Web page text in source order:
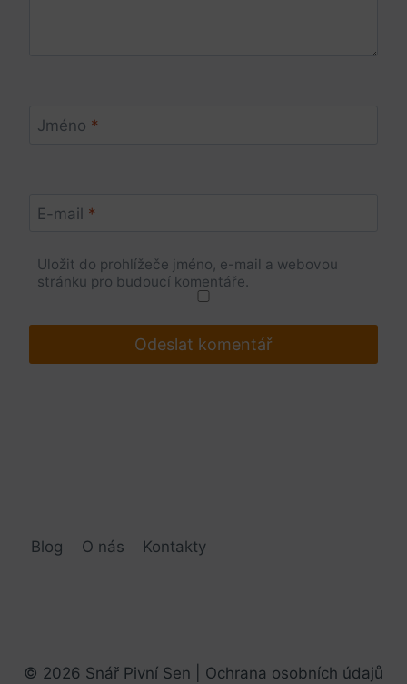
Jméno *
E-mail *
Uložit do prohlížeče jméno, e-mail a webovou
stránku pro budoucí komentáře.
Blog O nás Kontakty
© 2026 Snář Pivní Sen | Ochrana osobních údajů